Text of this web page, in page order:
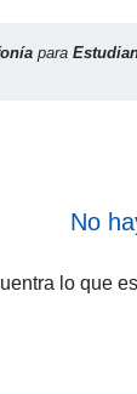
para
No
lo que